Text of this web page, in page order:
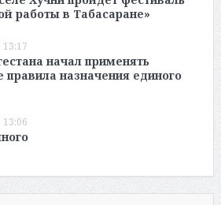
работы в Табасаране»
13:17
начал применять
правила назначения единого
13:06